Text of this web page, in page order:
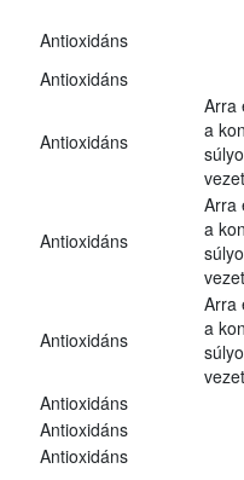
Antioxidáns
Antioxidáns
Antioxidáns
Arra
a
Antioxidáns
Arra
a
Antioxidáns
Arra
a
Antioxidáns
Antioxidáns
Antioxidáns